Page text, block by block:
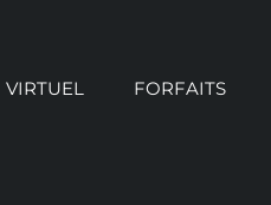
VIRTUEL FORFAITS